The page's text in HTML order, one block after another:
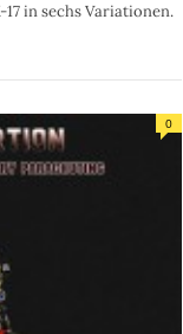
in sechs Variationen.
0